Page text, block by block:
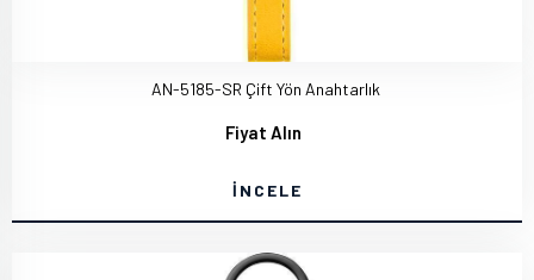
AN-5185-SR Çift Yön Anahtarlık
Fiyat Alın
İNCELE